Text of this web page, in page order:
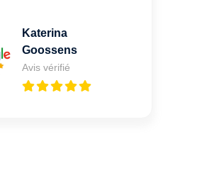
Katerina
Goossens
Avis vérifié